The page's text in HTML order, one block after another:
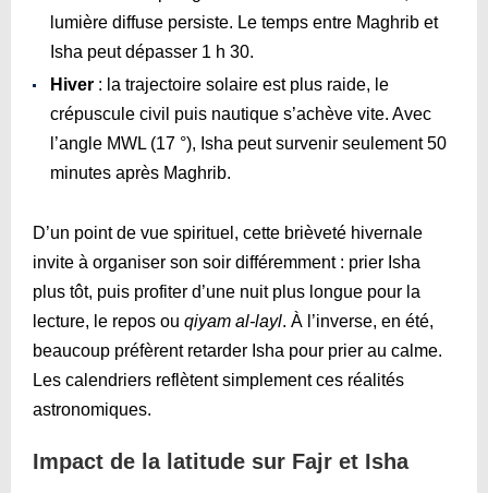
lumière diffuse persiste. Le temps entre Maghrib et
Isha peut dépasser 1 h 30.
Hiver : la trajectoire solaire est plus raide, le
crépuscule civil puis nautique s’achève vite. Avec
l’angle MWL (17 °), Isha peut survenir seulement 50
minutes après Maghrib.
D’un point de vue spirituel, cette brièveté hivernale
invite à organiser son soir différemment : prier Isha
plus tôt, puis profiter d’une nuit plus longue pour la
lecture, le repos ou qiyam al-layl. À l’inverse, en été,
beaucoup préfèrent retarder Isha pour prier au calme.
Les calendriers reflètent simplement ces réalités
astronomiques.
Impact de la latitude sur Fajr et Isha